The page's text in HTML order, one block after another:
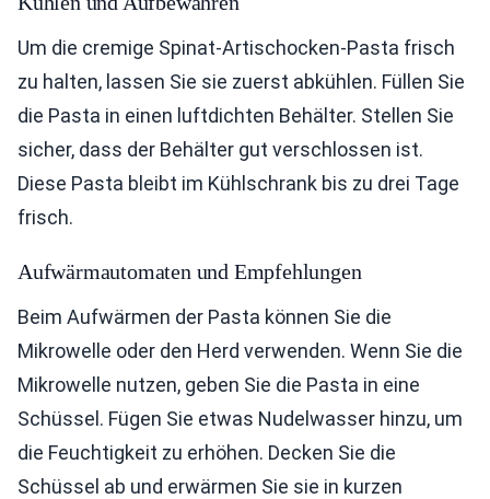
Um die cremige Spinat-Artischocken-Pasta frisch
zu halten, lassen Sie sie zuerst abkühlen. Füllen Sie
die Pasta in einen luftdichten Behälter. Stellen Sie
sicher, dass der Behälter gut verschlossen ist.
Diese Pasta bleibt im Kühlschrank bis zu drei Tage
frisch.
Aufwärmautomaten und Empfehlungen
Beim Aufwärmen der Pasta können Sie die
Mikrowelle oder den Herd verwenden. Wenn Sie die
Mikrowelle nutzen, geben Sie die Pasta in eine
Schüssel. Fügen Sie etwas Nudelwasser hinzu, um
die Feuchtigkeit zu erhöhen. Decken Sie die
Schüssel ab und erwärmen Sie sie in kurzen